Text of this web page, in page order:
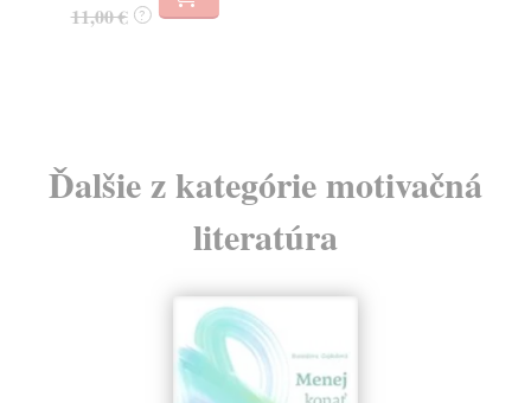
11,00 € ?
Ďalšie z kategórie motivačná
literatúra